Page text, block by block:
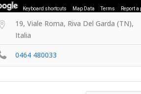
Keyboard shortcuts Map Data Terms Report a
19, Viale Roma, Riva Del Garda (TN),
Italia
0464 480033